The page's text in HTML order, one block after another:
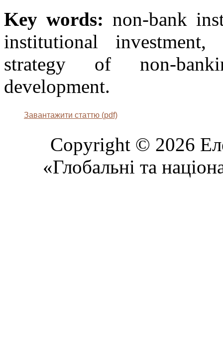
Key words: non-bank
institutional
strategy of non-
development.
Завантажити статтю (pdf)
Copyright © 2026
«Глобальні та